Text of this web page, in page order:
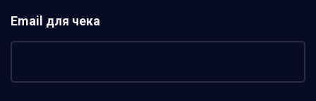
Email для чека